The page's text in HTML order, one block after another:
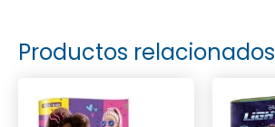
Productos relacionados